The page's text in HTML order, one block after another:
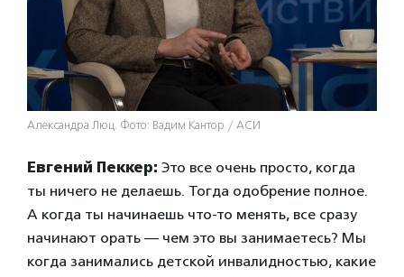
Александра Люц. Фото: Вадим Кантор / АСИ
Евгений Пеккер: Это все очень просто, когда
ты ничего не делаешь. Тогда одобрение полное.
А когда ты начинаешь что-то менять, все сразу
начинают орать — чем это вы занимаетесь? Мы
когда занимались детской инвалидностью, какие